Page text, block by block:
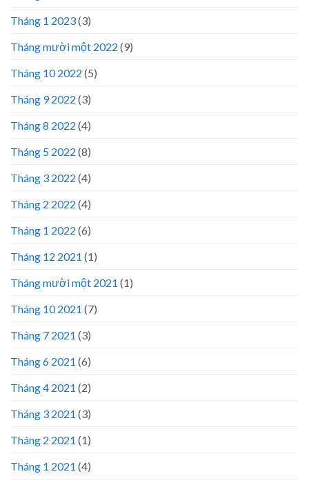
Tháng 1 2023(3)
Tháng mười một 2022 (9)
Tháng 10 2022 (5)
Tháng 9 2022 (3)
Tháng 8 2022 (4)
Tháng 5 2022 (8)
Tháng 3 2022 (4)
Tháng 2 2022 (4)
Tháng 1 2022 (6)
Tháng 12 2021 (1)
Tháng mười một 2021 (1)
Tháng 10 2021 (7)
Tháng 7 2021 (3)
Tháng 6 2021 (6)
Tháng 4 2021 (2)
Tháng 3 2021 (3)
Tháng 2 2021 (1)
Tháng 1 2021 (4)